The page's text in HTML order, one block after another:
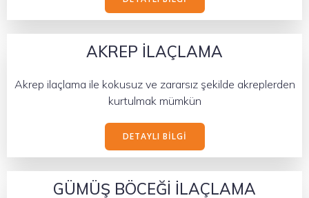
AKREP İLAÇLAMA
Akrep ilaçlama ile kokusuz ve zararsız şekilde akreplerden
kurtulmak mümkün
DETAYLI BILGI
GÜMÜŞ BÖCEĞİ İLAÇLAMA